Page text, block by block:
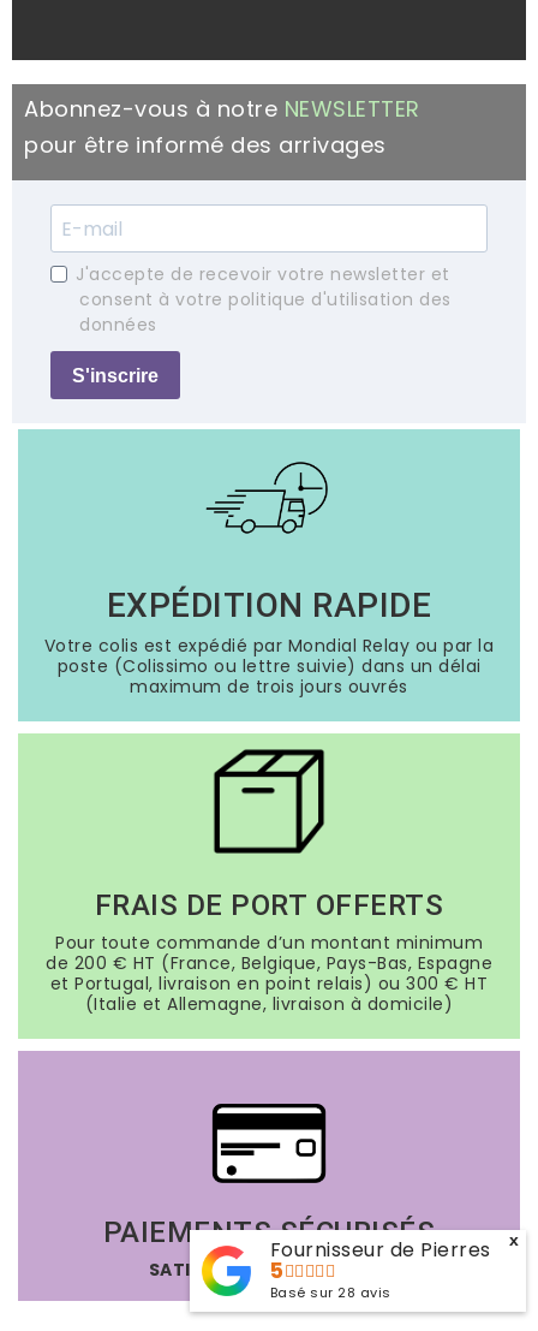
Abonnez-vous à notre NEWSLETTER
pour être informé des arrivages
J'accepte de recevoir votre newsletter et
consent à votre politique d'utilisation des
données
S'inscrire
EXPÉDITION RAPIDE
Votre colis est expédié par Mondial Relay ou par la
poste (Colissimo ou lettre suivie) dans un délai
maximum de trois jours ouvrés
FRAIS DE PORT OFFERTS
Pour toute commande d’un montant minimum
de 200 € HT (France, Belgique, Pays-Bas, Espagne
et Portugal, livraison en point relais) ou 300 € HT
(Italie et Allemagne, livraison à domicile)
PAIEMENTS SÉCURISÉS
SATISFAIT OU REMBOURSÉ
Fournisseur de Pierres
5
Basé sur 28 avis
x